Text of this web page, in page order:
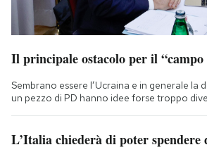
Il principale ostacolo per il
Sembrano essere l’Ucraina e in generale la
un pezzo di PD hanno idee forse troppo
L’Italia chiederà di poter